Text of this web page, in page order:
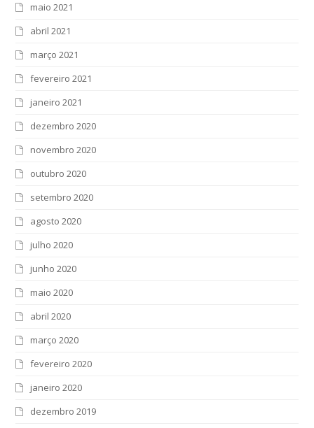
maio 2021
abril 2021
março 2021
fevereiro 2021
janeiro 2021
dezembro 2020
novembro 2020
outubro 2020
setembro 2020
agosto 2020
julho 2020
junho 2020
maio 2020
abril 2020
março 2020
fevereiro 2020
janeiro 2020
dezembro 2019